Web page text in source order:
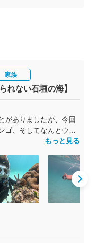
家族
れない石垣の海】
がありましたが、今回
ゴ、そしてなんとウミ
くて、もう石垣グルメ
も潜れなかった“ダイビ
インストラクターの
もっと見る